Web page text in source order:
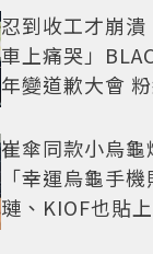
忍到收工才崩
車上痛哭」
年變道歉大會
崔傘同款小烏
「幸運烏龜手
璉、KIOF也貼